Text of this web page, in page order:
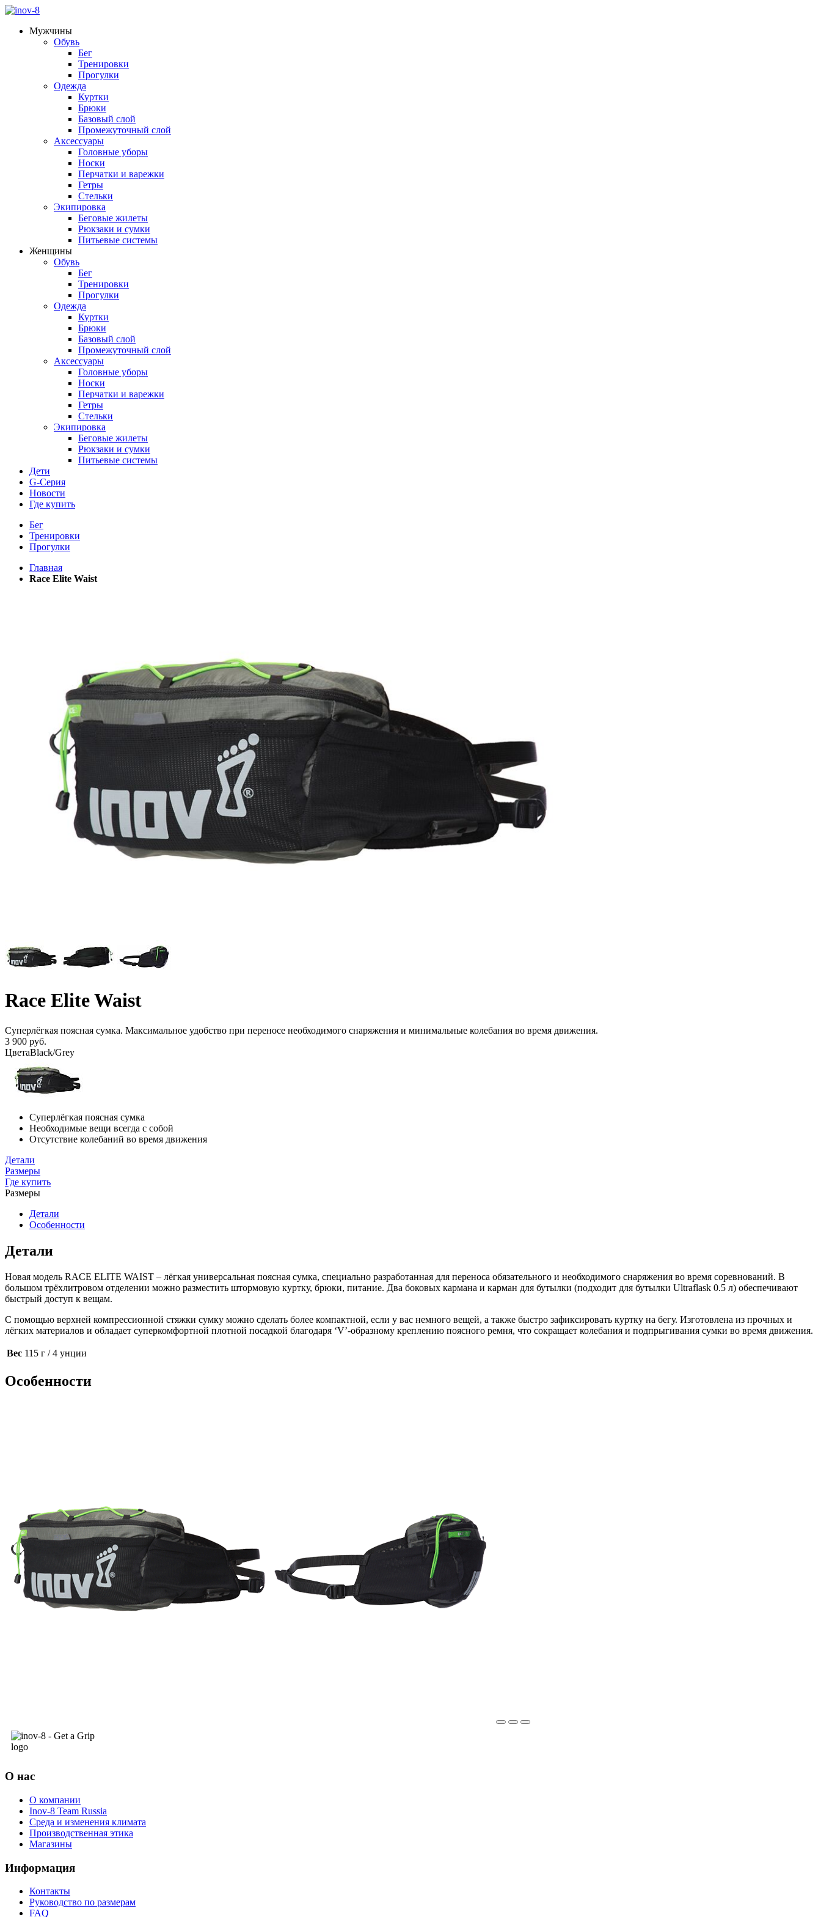
Мужчины
Обувь
Бег
Тренировки
Прогулки
Одежда
Куртки
Брюки
Базовый слой
Промежуточный слой
Аксессуары
Головные уборы
Носки
Перчатки и варежки
Гетры
Стельки
Экипировка
Беговые жилеты
Рюкзаки и сумки
Питьевые системы
Женщины
Обувь
Бег
Тренировки
Прогулки
Одежда
Куртки
Брюки
Базовый слой
Промежуточный слой
Аксессуары
Головные уборы
Носки
Перчатки и варежки
Гетры
Стельки
Экипировка
Беговые жилеты
Рюкзаки и сумки
Питьевые системы
Дети
G-Серия
Новости
Где купить
Бег
Тренировки
Прогулки
Главная
Race Elite Waist
Race Elite Waist
Суперлёгкая поясная сумка. Максимальное удобство при переносе необходимого снаряжения и минимальные колебания во время движения.
3 900 руб.
ЦветаBlack/Grey
Суперлёгкая поясная сумка
Необходимые вещи всегда с собой
Отсутствие колебаний во время движения
Детали
Размеры
Где купить
Размеры
Детали
Особенности
Детали
Новая модель RACE ELITE WAIST – лёгкая универсальная поясная сумка, специально разработанная для переноса обязательного и необходимого снаряжения во время соревнований. В
большом трёхлитровом отделении можно разместить штормовую куртку, брюки, питание. Два боковых кармана и карман для бутылки (подходит для бутылки Ultraflask 0.5 л) обеспечивают
быстрый доступ к вещам.
С помощью верхней компрессионной стяжки сумку можно сделать более компактной, если у вас немного вещей, а также быстро зафиксировать куртку на бегу. Изготовлена из прочных и
лёгких материалов и обладает суперкомфортной плотной посадкой благодаря ‘V’-образному креплению поясного ремня, что сокращает колебания и подпрыгивания сумки во время движения.
Вес 115 г / 4 унции
Особенности
О нас
О компании
Inov-8 Team Russia
Среда и изменения климата
Производственная этика
Магазины
Информация
Контакты
Руководство по размерам
FAQ